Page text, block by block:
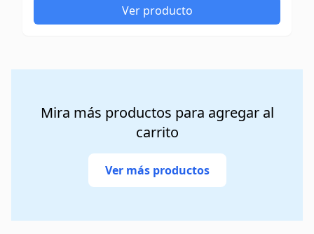
Ver producto
Mira más productos para agregar al
carrito
Ver más productos